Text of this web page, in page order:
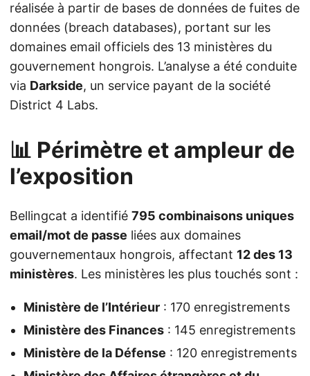
réalisée à partir de bases de données de fuites de
données (breach databases), portant sur les
domaines email officiels des 13 ministères du
gouvernement hongrois. L’analyse a été conduite
via Darkside, un service payant de la société
District 4 Labs.
📊 Périmètre et ampleur de
l’exposition
Bellingcat a identifié 795 combinaisons uniques
email/mot de passe liées aux domaines
gouvernementaux hongrois, affectant 12 des 13
ministères. Les ministères les plus touchés sont :
Ministère de l’Intérieur : 170 enregistrements
Ministère des Finances : 145 enregistrements
Ministère de la Défense : 120 enregistrements